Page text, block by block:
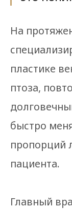
На
пластике
птоза,
быстро
пропорций
пациента.
Главный